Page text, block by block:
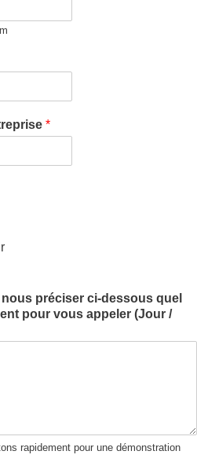
*
préciser ci-dessous quel
pour vous appeler (Jour /
rapidement pour une démonstration